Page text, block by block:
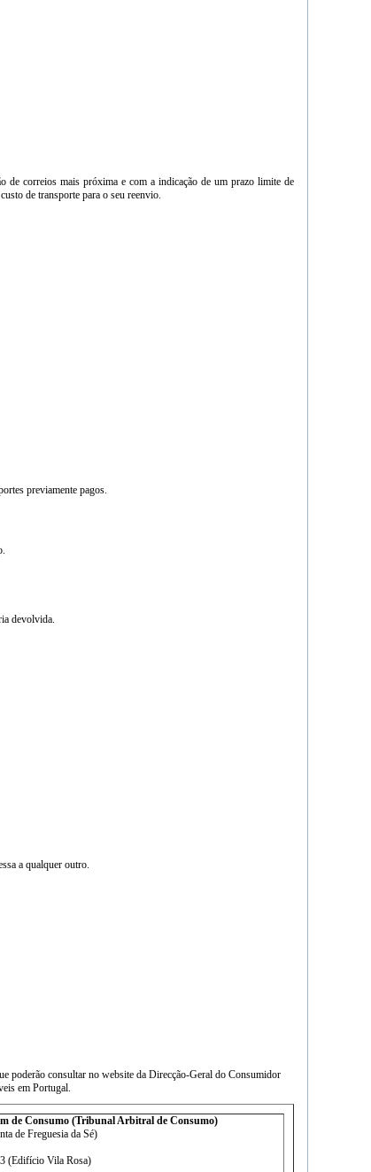
de correios mais próxima e com a indicação de um prazo limite de
de transporte para o seu reenvio.
previamente pagos.
devolvida.
a qualquer outro.
poderão consultar no website da Direcção-Geral do Consumidor
em Portugal.
de Consumo (Tribunal Arbitral de Consumo)
de Freguesia da Sé)
(Edifício Vila Rosa)